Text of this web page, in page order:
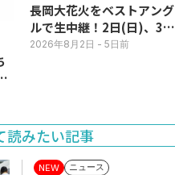
長岡大花火をベストアング
ルで生中継！2日(日)、3日
(月)
2026年8月2日 - 5日前
読みたい記事
NEW ニュース